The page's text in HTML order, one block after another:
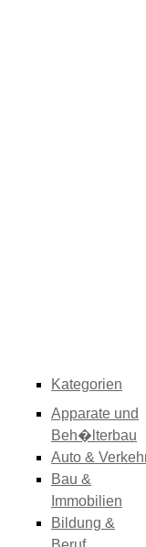
Kategorien
Apparate und
Beh�lterbau
Auto &
Bau &
Immobilien
Bildung &